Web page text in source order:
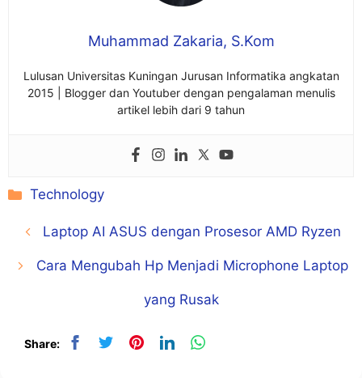
Muhammad Zakaria, S.Kom
Lulusan Universitas Kuningan Jurusan Informatika angkatan
2015 | Blogger dan Youtuber dengan pengalaman menulis
artikel lebih dari 9 tahun
Kategori
Technology
Laptop AI ASUS dengan Prosesor AMD Ryzen
Cara Mengubah Hp Menjadi Microphone Laptop
yang Rusak
Share: